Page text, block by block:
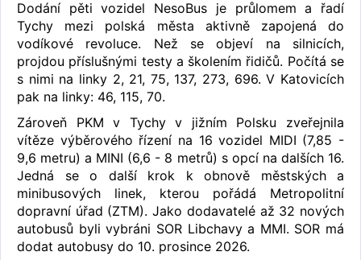
Dodání pěti vozidel NesoBus je průlomem a řadí
Tychy mezi polská města aktivně zapojená do
vodíkové revoluce. Než se objeví na silnicích,
projdou příslušnými testy a školením řidičů. Počítá se
s nimi na linky 2, 21, 75, 137, 273, 696. V Katovicích
pak na linky: 46, 115, 70.
Zároveň PKM v Tychy v jižním Polsku zveřejnila
vítěze výběrového řízení na 16 vozidel MIDI (7,85 -
9,6 metru) a MINI (6,6 - 8 metrů) s opcí na dalších 16.
Jedná se o další krok k obnově městských a
minibusových linek, kterou pořádá Metropolitní
dopravní úřad (ZTM). Jako dodavatelé až 32 nových
autobusů byli vybráni SOR Libchavy a MMI. SOR má
dodat autobusy do 10. prosince 2026.